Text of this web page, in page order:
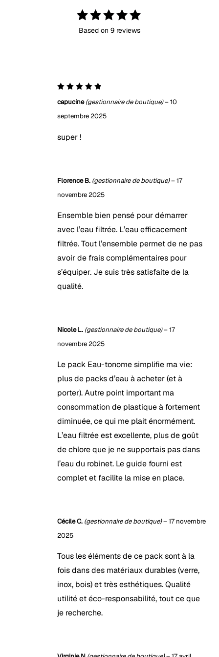
Note
Based on 9 reviews
sur 5
capucine(gestionnaire de boutique)–10
septembre 2025
super !
Florence B. (gestionnaire de boutique)–17
novembre 2025
Ensemble bien pensé pour démarrer
avec l’eau filtrée. L’eau efficacement
filtrée. Tout l’ensemble permet de ne pas
avoir de frais complémentaires pour
s’équiper. Je suis très satisfaite de la
qualité.
Nicole L. (gestionnaire de boutique)–17
novembre 2025
Le pack Eau-tonome simplifie ma vie:
plus de packs d’eau à acheter (et à
porter). Autre point important ma
consommation de plastique à fortement
diminuée, ce qui me plait énormément.
L’eau filtrée est excellente, plus de goût
de chlore que je ne supportais pas dans
l’eau du robinet. Le guide fourni est
complet et facilite la mise en place.
Cécile C. (gestionnaire de boutique)–17 novembre
2025
Tous les éléments de ce pack sont à la
fois dans des matériaux durables (verre,
inox, bois) et très esthétiques. Qualité
utilité et éco-responsabilité, tout ce que
je recherche.